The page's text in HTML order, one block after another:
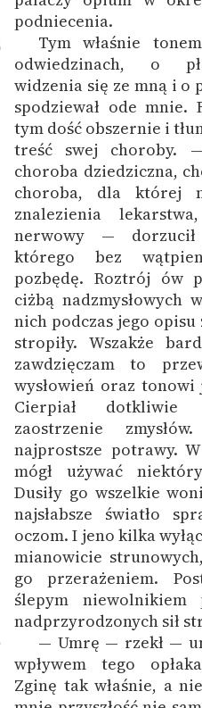
podniecenia.
Tym właśnie
odwiedzinach, o
widzenia się ze mną i o
spodziewał ode mnie.
tym dość obszernie i
treść swej choroby.
choroba dziedziczna,
choroba, dla której
znalezienia
nerwowy —
którego bez
pozbędę. Roztrój ów
ciżbą nadzmysłowych
nich podczas jego
stropiły. Wszakże
zawdzięczam to
wysłowień oraz tonowi
Cierpiał dotkliwie
zaostrzenie
najprostsze potrawy.
mógł używać
Dusiły go wszelkie
najsłabsze światło
oczom.I jeno kilka
mianowicie
go przerażeniem.
ślepym niewolnikiem
nadprzyrodzonych sił
— Umrę — rzekł —
wpływem tego
Zginę tak właśnie, a